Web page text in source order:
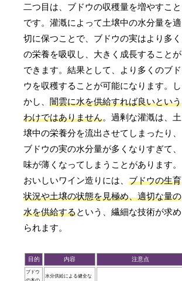
二つ目は、ブドウの収穫量を増やすこと
です。灌漑によって土壌中の水分量を適
切に保つことで、ブドウの実はより多く
の栄養を吸収し、大きく成長することが
できます。結果として、より多くのブド
ウを収穫することが可能になります。し
かし、闇雲に水を供給すれば良いという
わけではありません。過剰な灌漑は、土
壌中の栄養分を流出させてしまったり、
ブドウの実の水分量が多くなりすぎて、
味が薄くなってしまうことがあります。
おいしいワイン造りには、ブドウの生育
状況や土壌の状態を見極め、適切な量の
水を供給するという、繊細な技術が求め
られます。
目的 内容 注意点
ブドウ
水分供給による健全な